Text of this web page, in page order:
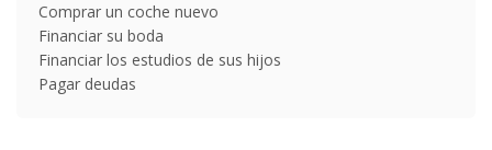
Comprar un coche nuevo
Financiar su boda
Financiar los estudios de sus hijos
Pagar deudas